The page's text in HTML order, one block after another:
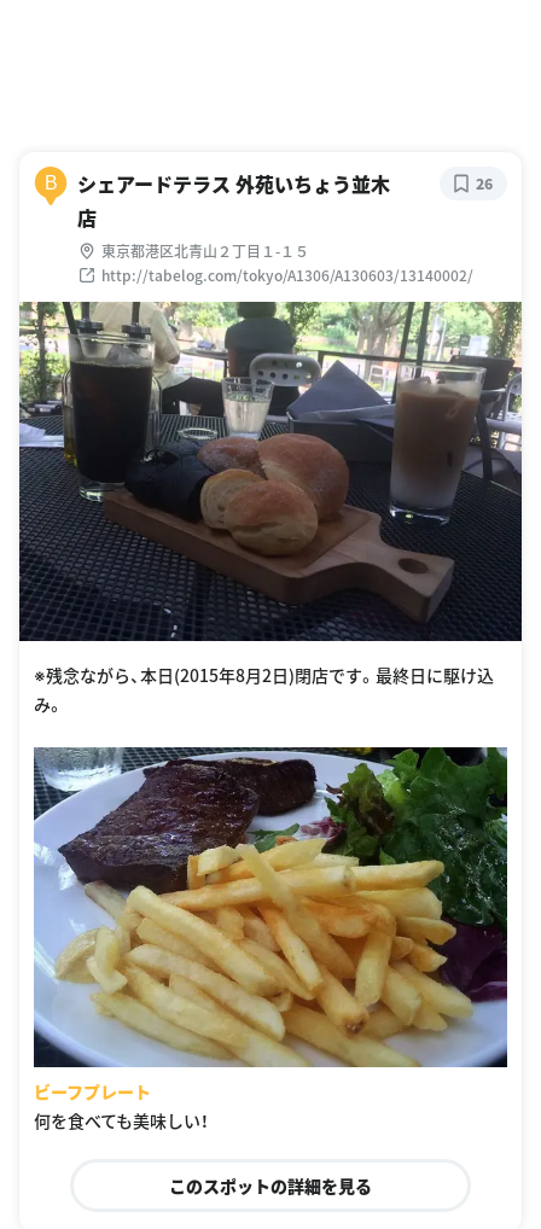
B
シェアードテラス 外苑いちょう並木
店
東京都港区北青山２丁目１-１５
http://tabelog.com/tokyo/A1306/A130603/13140002/
26
※残念ながら、本日(2015年8月2日)閉店です。最終日に駆け込
み。
ビーフプレート
何を食べても美味しい！
このスポットの詳細を見る